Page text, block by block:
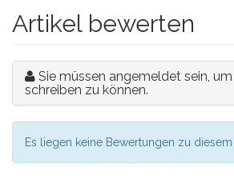
Artikel bewerten
Sie müssen angemeldet sein,
schreiben zu können.
Es liegen keine Bewertungen zu diesem